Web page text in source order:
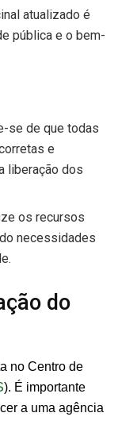
atualizado é
pública e o bem-
se de que todas
e
liberação dos
os recursos
necessidades
do
no Centro de
). É importante
a uma agência